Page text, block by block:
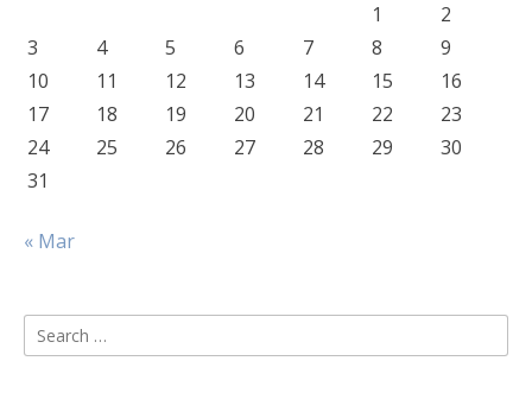
1
2
3
4 5 6 7 8
9
10
11 12 13 14 15
16
17
18 19 20 21 22
23
24
25 26 27 28 29
30
31
« Mar
Search
for: